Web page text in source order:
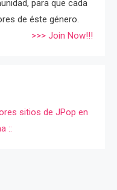
para que cada
de éste género.
>>> Join Now!!!